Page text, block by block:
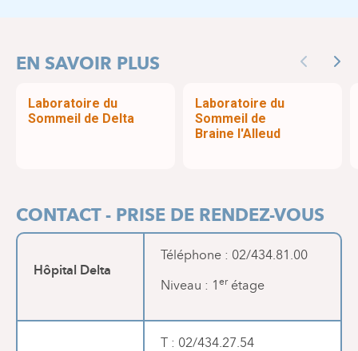
EN SAVOIR PLUS Previous
Laboratoire du
Sommeil de Delta
Laboratoire du
Sommeil de
Braine l'Alleud
CONTACT - PRISE DE RENDEZ-VOUS
Hôpital Delta
Téléphone : 02/434.81.00
Niveau : 1 erétage
T : 02/434.27.54